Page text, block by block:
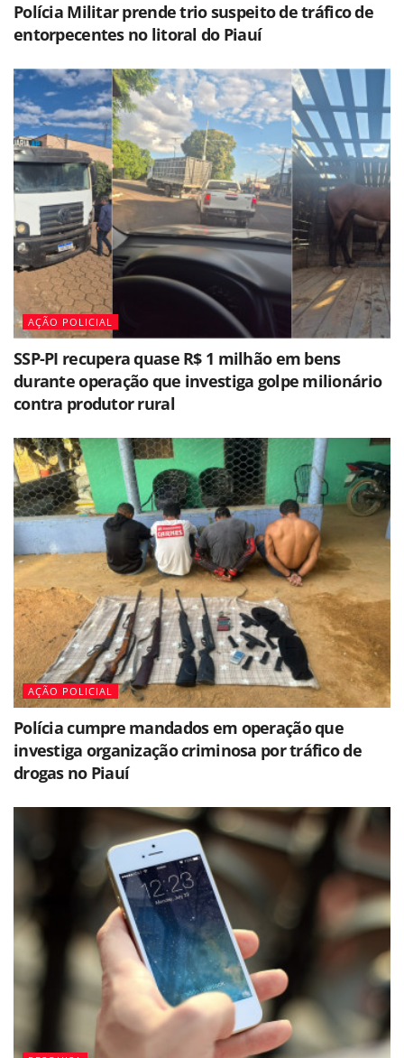
Polícia Militar prende trio suspeito de tráfico de
entorpecentes no litoral do Piauí
AÇÃO POLICIAL
SSP-PI recupera quase R$ 1 milhão em bens
durante operação que investiga golpe milionário
contra produtor rural
AÇÃO POLICIAL
Polícia cumpre mandados em operação que
investiga organização criminosa por tráfico de
drogas no Piauí